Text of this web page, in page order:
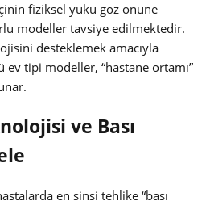
fiziksel yükü göz önüne
modeller tavsiye edilmektedir.
desteklemek amacıyla
tipi modeller, “hastane ortamı”
ve Bası
en sinsi tehlike “bası